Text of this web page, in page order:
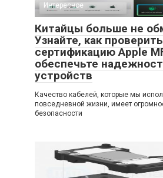
Интересное
Китайцы больше не
Узнайте, как
сертификацию Apple
обеспечьте
устройств
Качество кабелей, которые мы
повседневной жизни, имеет
безопасности